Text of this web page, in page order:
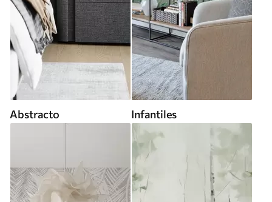
Abstracto Infantiles